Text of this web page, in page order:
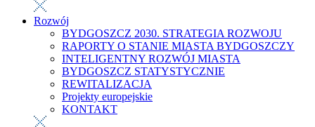
Rozwój
BYDGOSZCZ 2030. STRATEGIA ROZWOJU
RAPORTY O STANIE MIASTA BYDGOSZCZY
INTELIGENTNY ROZWÓJ MIASTA
BYDGOSZCZ STATYSTYCZNIE
REWITALIZACJA
Projekty europejskie
KONTAKT